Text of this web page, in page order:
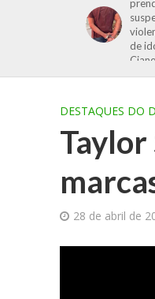
prendem
suspeito
violento
de idosos
Cianorte
DESTAQUES DO
28 de abril de